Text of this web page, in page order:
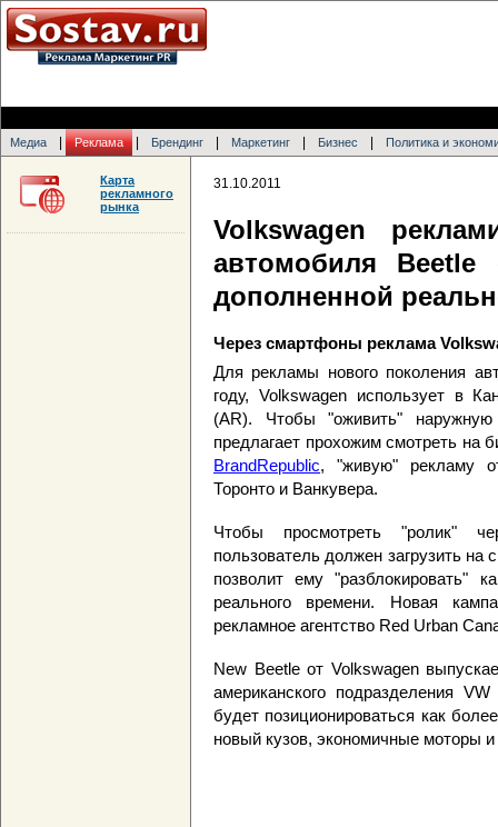
Медиа Реклама Брендинг Маркетинг Бизнес Политика и
31.10.2011
Volkswagen
автомобиля
дополненной
Через смартфоны реклама
Для рекламы нового поколения
году, Volkswagen использует в
(AR). Чтобы "оживить" наружную
предлагает прохожим смотреть на
BrandRepublic, "живую" рекламу
Торонто и Ванкувера.
Чтобы просмотреть "ролик"
пользователь должен загрузить
позволит ему "разблокировать"
реального времени. Новая
рекламное агентство Red Urban
New Beetle от Volkswagen
американского подразделения
будет позиционироваться как
новый кузов, экономичные моторы
Карта
рекламного
рынка